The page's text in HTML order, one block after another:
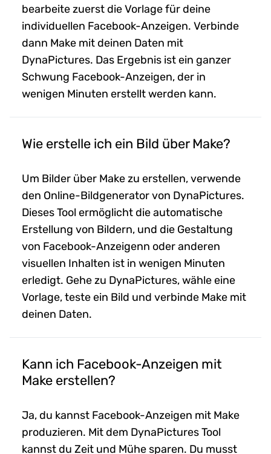
bearbeite zuerst die Vorlage für deine
individuellen Facebook-Anzeigen. Verbinde
dann Make mit deinen Daten mit
DynaPictures. Das Ergebnis ist ein ganzer
Schwung Facebook-Anzeigen, der in
wenigen Minuten erstellt werden kann.
Wie erstelle ich ein Bild über Make?
Um Bilder über Make zu erstellen, verwende
den Online-Bildgenerator von DynaPictures.
Dieses Tool ermöglicht die automatische
Erstellung von Bildern, und die Gestaltung
von Facebook-Anzeigenn oder anderen
visuellen Inhalten ist in wenigen Minuten
erledigt. Gehe zu DynaPictures, wähle eine
Vorlage, teste ein Bild und verbinde Make mit
deinen Daten.
Kann ich Facebook-Anzeigen mit
Make erstellen?
Ja, du kannst Facebook-Anzeigen mit Make
produzieren. Mit dem DynaPictures Tool
kannst du Zeit und Mühe sparen. Du musst